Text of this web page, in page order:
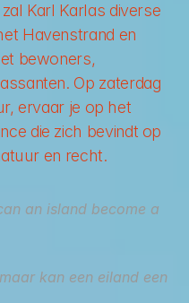
Karl Karlas diverse
Havenstrand en
bewoners,
Op zaterdag
ervaar je op het
die zich bevindt op
en recht.
an island become a
kan een eiland een